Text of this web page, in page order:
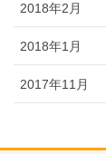
2018年2月
2018年1月
2017年11月